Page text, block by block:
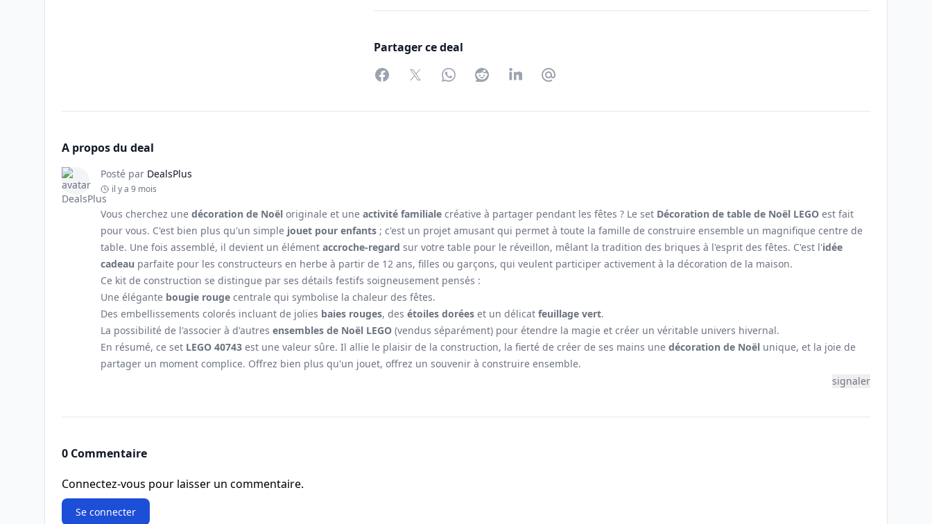
Partager ce deal
FacebookTwitterWhatsAppRedditLinkedInPartager par Email
A propos du deal
Posté par DealsPlus
il y a 9 mois
Vous cherchez une décoration de Noël originale et une activité familiale créative à partager pendant les fêtes ? Le set Décoration de table de Noël LEGO est fait
pour vous. C'est bien plus qu'un simple jouet pour enfants ; c'est un projet amusant qui permet à toute la famille de construire ensemble un magnifique centre de
table. Une fois assemblé, il devient un élément accroche-regard sur votre table pour le réveillon, mêlant la tradition des briques à l'esprit des fêtes. C'est l'idée
cadeau parfaite pour les constructeurs en herbe à partir de 12 ans, filles ou garçons, qui veulent participer activement à la décoration de la maison.
Ce kit de construction se distingue par ses détails festifs soigneusement pensés :
Une élégante bougie rouge centrale qui symbolise la chaleur des fêtes.
Des embellissements colorés incluant de jolies baies rouges, des étoiles dorées et un délicat feuillage vert.
La possibilité de l'associer à d'autres ensembles de Noël LEGO (vendus séparément) pour étendre la magie et créer un véritable univers hivernal.
En résumé, ce set LEGO 40743 est une valeur sûre. Il allie le plaisir de la construction, la fierté de créer de ses mains une décoration de Noël unique, et la joie de
partager un moment complice. Offrez bien plus qu'un jouet, offrez un souvenir à construire ensemble.
signaler
0 Commentaire
Connectez-vous pour laisser un commentaire.
Se connecter